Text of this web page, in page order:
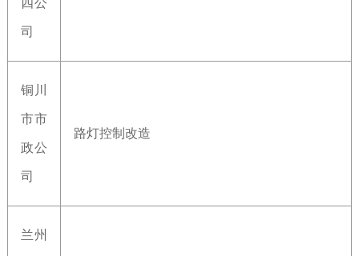
四公
司
铜川
市市
政公
司
路灯控制改造
兰州